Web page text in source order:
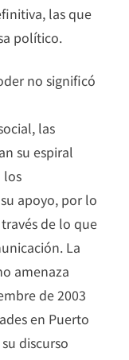
las que
político.
no significó
las
su espiral
los
apoyo, por lo
de lo que
La
amenaza
de 2003
en Puerto
discurso